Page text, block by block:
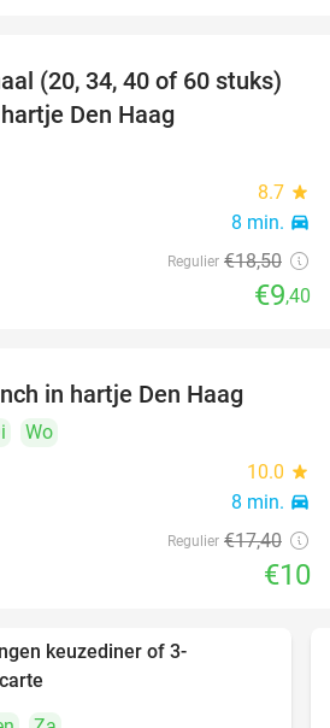
49%
(20, 34, 40 of 60 stuks)
Den Haag
8.7 star
8 min. directions_car
Regulier €18,50
€9,40
in hartje Den Haag
Wo
10.0 star
8 min. directions_car
Regulier €17,40
€10
keuzediner of 3-